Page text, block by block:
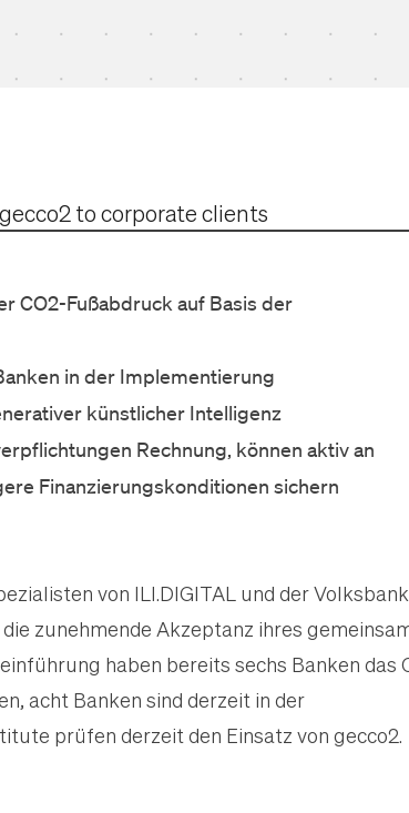
to corporate clients
CO2-Fußabdruck auf Basis der
in der Implementierung
künstlicher Intelligenz
Rechnung, können aktiv an
Finanzierungskonditionen sichern
von ILI.DIGITAL und der
zunehmende Akzeptanz ihres
haben bereits sechs Banken das
acht Banken sind derzeit in der
prüfen derzeit den Einsatz von gecco2.